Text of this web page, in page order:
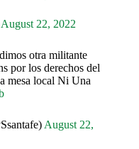
August 22, 2022
otra militante
por los derechos del
mesa local Ni Una
August 22,